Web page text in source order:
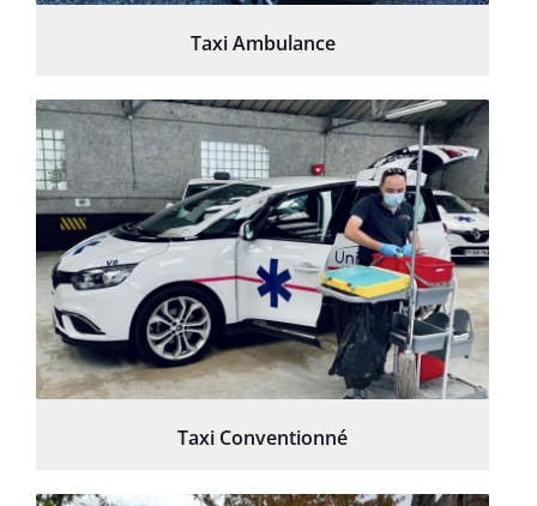
Taxi Ambulance
Taxi Conventionné